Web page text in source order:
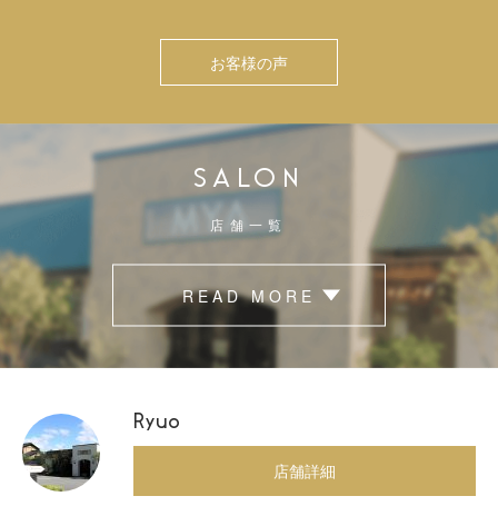
お客様の声
SALON
店舗一覧
READ MORE
Ryuo
店舗詳細